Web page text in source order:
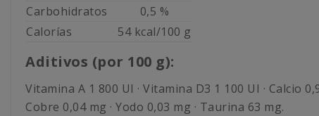
Carbohidratos
0,5 %
Calorías
54 kcal/100 g
Aditivos (por 100 g):
Vitamina A 1 800 UI · Vitamina D3 1 100 UI · Calcio
Cobre 0,04 mg · Yodo 0,03 mg · Taurina 63 mg.